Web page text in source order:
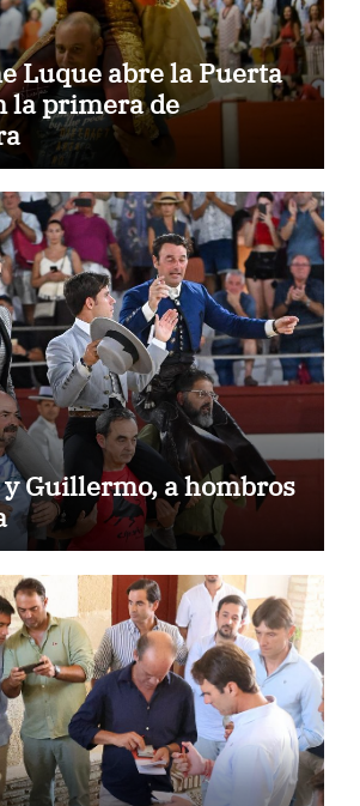
Luque abre la Puerta
la primera de
y Guillermo, a hombros